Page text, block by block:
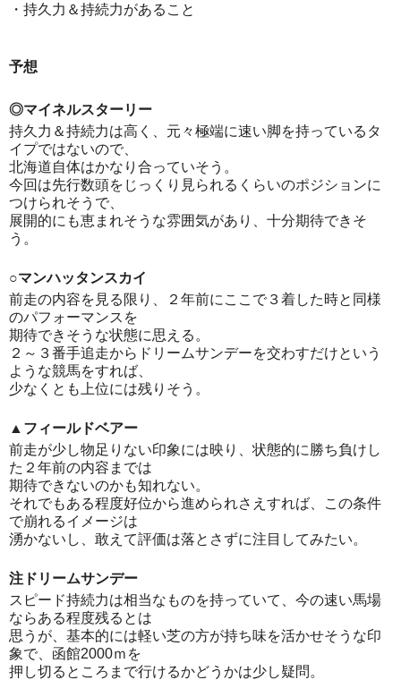
・持久力＆持続力があること
予想
◎マイネルスターリー
持久力＆持続力は高く、元々極端に速い脚を持っているタ
イプではないので、
北海道自体はかなり合っていそう。
今回は先行数頭をじっくり見られるくらいのポジションに
つけられそうで、
展開的にも恵まれそうな雰囲気があり、十分期待できそ
う。
○マンハッタンスカイ
前走の内容を見る限り、２年前にここで３着した時と同様
のパフォーマンスを
期待できそうな状態に思える。
２～３番手追走からドリームサンデーを交わすだけという
ような競馬をすれば、
少なくとも上位には残りそう。
▲フィールドベアー
前走が少し物足りない印象には映り、状態的に勝ち負けし
た２年前の内容までは
期待できないのかも知れない。
それでもある程度好位から進められさえすれば、この条件
で崩れるイメージは
湧かないし、敢えて評価は落とさずに注目してみたい。
注ドリームサンデー
スピード持続力は相当なものを持っていて、今の速い馬場
ならある程度残るとは
思うが、基本的には軽い芝の方が持ち味を活かせそうな印
象で、函館2000ｍを
押し切るところまで行けるかどうかは少し疑問。